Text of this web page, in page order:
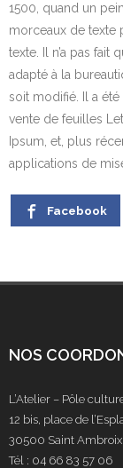
1500, quand un
morceaux de texte
texte. Il n’a pas fait
adapté à la
soit modifié. Il a
vente de feuilles
Ipsum, et, plus
applications de
Facebook
NOS
L’Atelier – Pôle
12 bis, place de
30500 Saint Ambroix
Tél : 04 66 83 57 06